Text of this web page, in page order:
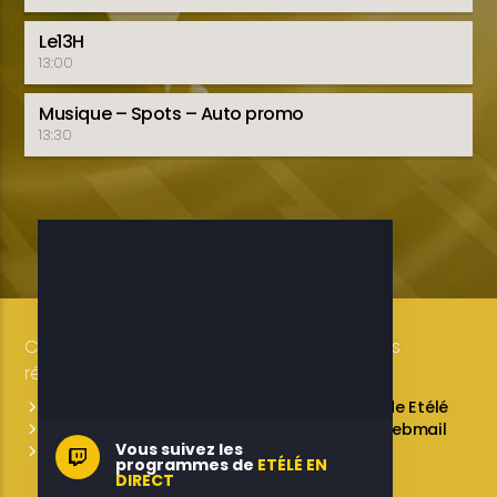
Le13H
13:00
Musique – Spots – Auto promo
13:30
Copyright 2019-2025 ETELE BENIN Tous droits
réservés / Conception: LUXE CONSULTING
L’équipe de Etélé
Service Commercial
Webmail
Contactez-nous
Vous suivez les
programmes de ETÉLÉ EN
DIRECT